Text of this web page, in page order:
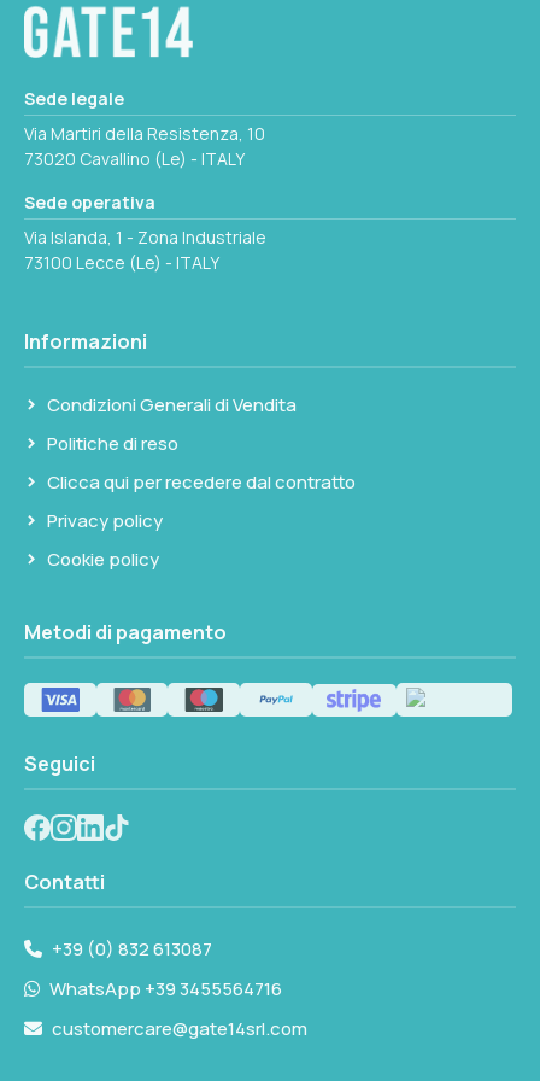
Sede legale
Via Martiri della Resistenza, 10
73020 Cavallino (Le) - ITALY
Sede operativa
Via Islanda, 1 - Zona Industriale
73100 Lecce (Le) - ITALY
Informazioni
Condizioni Generali di Vendita
Politiche di reso
Clicca qui per recedere dal contratto
Privacy policy
Cookie policy
Metodi di pagamento
Seguici
Contatti
+39 (0) 832 613087
WhatsApp +39 3455564716
customercare@gate14srl.com